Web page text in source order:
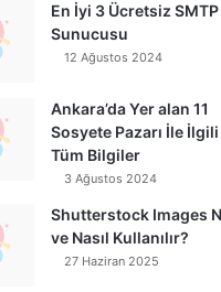
En İyi 3 Ücretsiz SMTP
Sunucusu
12 Ağustos 2024
Ankara’da Yer alan 11
Sosyete Pazarı İle İlgili
Tüm Bilgiler
3 Ağustos 2024
Shutterstock Images
ve Nasıl Kullanılır?
27 Haziran 2025